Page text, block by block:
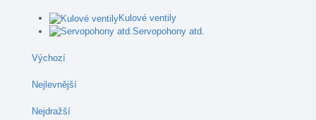
Kulové ventily
Servopohony atd.
Výchozí
Nejlevnější
Nejdražší